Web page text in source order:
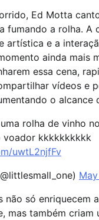
Ed Motta
fumando a rolha. A
artística e a
ainda mais
essa cena,
vídeos e
o alcance
rolha de vinho
voador kkkkkkkkkk
uwtL2njfFv
não só enriquecem
mas também criam